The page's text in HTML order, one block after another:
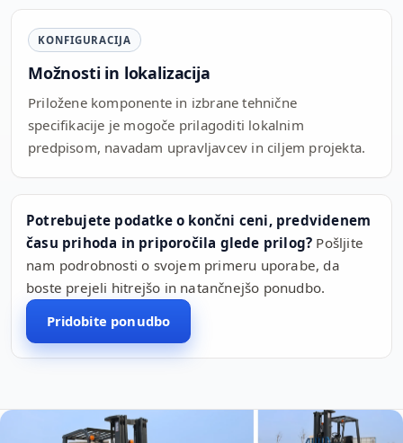
KONFIGURACIJA
Možnosti in lokalizacija
Priložene komponente in izbrane tehnične
specifikacije je mogoče prilagoditi lokalnim
predpisom, navadam upravljavcev in ciljem projekta.
Potrebujete podatke o končni ceni, predvidenem
času prihoda in priporočila glede prilog? Pošljite
nam podrobnosti o svojem primeru uporabe, da
boste prejeli hitrejšo in natančnejšo ponudbo.
Pridobite ponudbo